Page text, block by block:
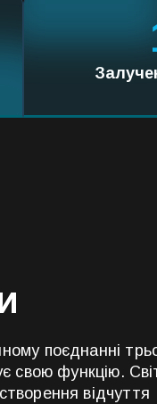
поєднанні
свою функцію.
відчуття